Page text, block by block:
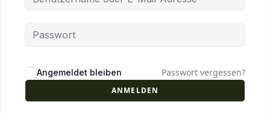
Angemeldet bleiben Passwort vergessen?
ANMELDEN